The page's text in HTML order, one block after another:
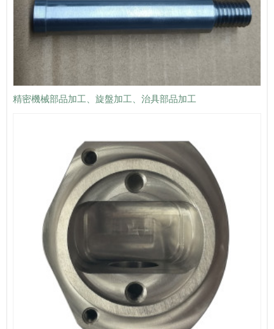
精密機械部品加工、旋盤加工、治具部品加工